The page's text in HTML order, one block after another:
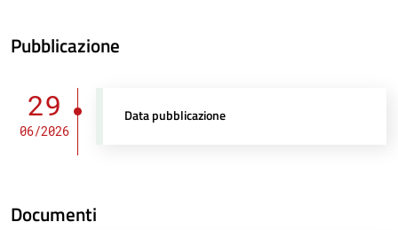
Pubblicazione
29
06/2026
Data pubblicazione
Documenti